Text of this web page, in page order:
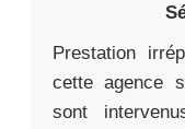
Prestation
cette agence
sont